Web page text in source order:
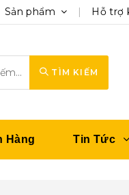
Sản phẩm Hỗ trợ
TÌM KIẾM
Hàng Tin Tức